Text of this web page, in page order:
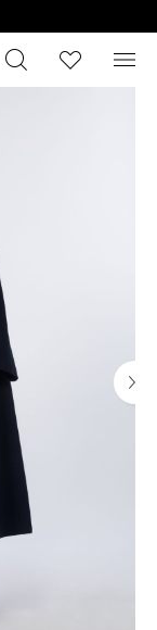
搜索 心愿清
菜